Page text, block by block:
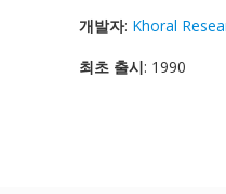
개발자: Khoral
최초 출시: 1990